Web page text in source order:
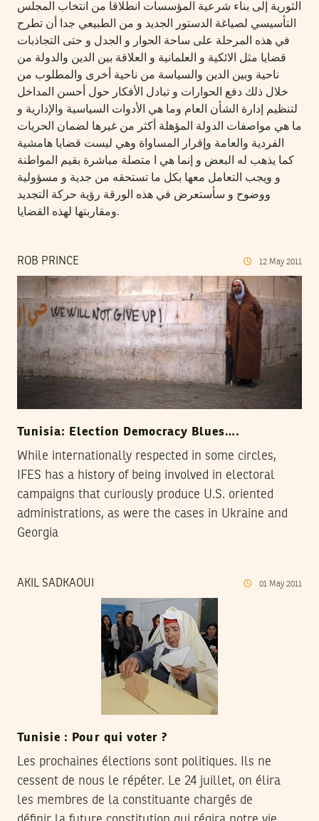
الثورية إلى بناء شرعية المؤسسات انطلاقا من انتخاب المجلس
التأسيسي لصياغة الدستور الجديد و من الطبيعي جدا أن تطرح
في هذه المرحلة على ساحة الحوار و الجدل و حتى التجاذبات
قضايا مثل الائكية و العلمانية و العلاقة بين الدين والدولة من
ناحية وبين الدين والسياسة من ناحية أخرى والمطلوب من
خلال ذلك دفع الحوارات و تبادل الأفكار حول أحسن المداخل
لتنظيم إدارة الشأن العام وما هي الأدوات السياسية والإدارية و
ما هي مواصفات الدولة المؤهلة أكثر من غيرها لضمان الحريات
الفردية والعامة وإقرار المساواة وهي ليست قضايا هامشية
كما يذهب له البعض و إنما هي ا متصلة مباشرة بقيم المواطنة
و ويجب التعامل معها بكل ما تستحقه من جدية و مسؤولية
ووضوح و سأستعرض في هذه الورقة رؤية حركة التجديد
ومقاربتها لهذه القضايا.
ROB PRINCE 12 May 2011
Tunisia: Election Democracy Blues….
While internationally respected in some circles,
IFES has a history of being involved in electoral
campaigns that curiously produce U.S. oriented
administrations, as were the cases in Ukraine and
Georgia
AKIL SADKAOUI 01 May 2011
Tunisie : Pour qui voter ?
Les prochaines élections sont politiques. Ils ne
cessent de nous le répéter. Le 24 juillet, on élira
les membres de la constituante chargés de